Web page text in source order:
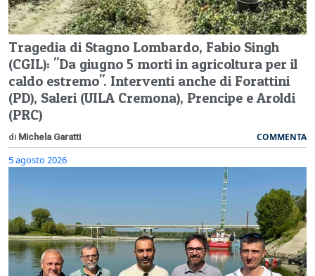
Tragedia di Stagno Lombardo, Fabio Singh
(CGIL): "Da giugno 5 morti in agricoltura per il
caldo estremo". Interventi anche di Forattini
(PD), Saleri (UILA Cremona), Prencipe e Aroldi
(PRC)
di Michela Garatti COMMENTA
5 agosto 2026